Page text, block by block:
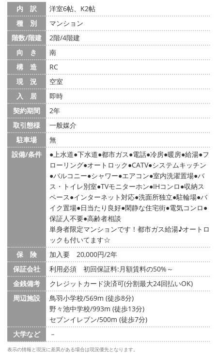
内 訳
洋室6帖、K2帖
種 別
マンション
階数/階建
2階/4階建
向 き
南
構 造
RC
現 況
空室
入 居
即時
契約期間
2年
取引態様
一般媒介
駐車場
無
設備/条件
上水道 下水道 都市ガス 電話 冷房 暖房 給湯 フ
ローリング オートロック CATV システムキッチン
バルコニー シャワー エアコン 室内洗濯置場 バ
ス・トイレ別室 TVモニターホン IHコンロ 収納ス
ペース インターネット対応 洗面所独立 駐輪場 バ
イク置場 日当たり良好 閑静な住宅街 電気コンロ
保証人不要 高齢者相談
単身者限定マンションです！都市ガス給湯♪オートロ
ックも付いてます☆
保 険
加入要 20,000円/2年
保証会社
利用必須 初回保証料:月額賃料の50%～
金銭備考
クレジットカード決済可(分割最大24回払いOK)
周辺施設
鳥羽小学校/569m (徒歩8分)
野々池中学校/993m (徒歩13分)
セブンイレブン/500m (徒歩7分)
大学など
－
表示の情報と現況に差異がある場合は現況優先となります。